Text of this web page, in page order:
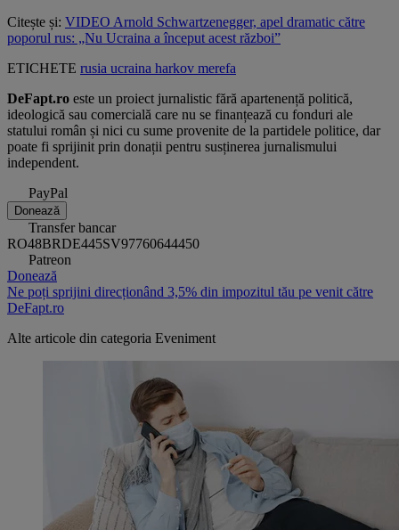
Citește și: VIDEO Arnold Schwartzenegger, apel dramatic către
poporul rus: „Nu Ucraina a început acest război”
ETICHETE rusia ucraina harkov merefa
DeFapt.ro este un proiect jurnalistic fără apartenență politică,
ideologică sau comercială care nu se finanțează cu fonduri ale
statului român și nici cu sume provenite de la partidele politice, dar
poate fi sprijinit prin donații pentru susținerea jurnalismului
independent.
PayPal
Donează
Transfer bancar
RO48BRDE445SV97760644450
Patreon
Donează
Ne poți sprijini direcționând 3,5% din impozitul tău pe venit către
DeFapt.ro
Alte articole din categoria Eveniment